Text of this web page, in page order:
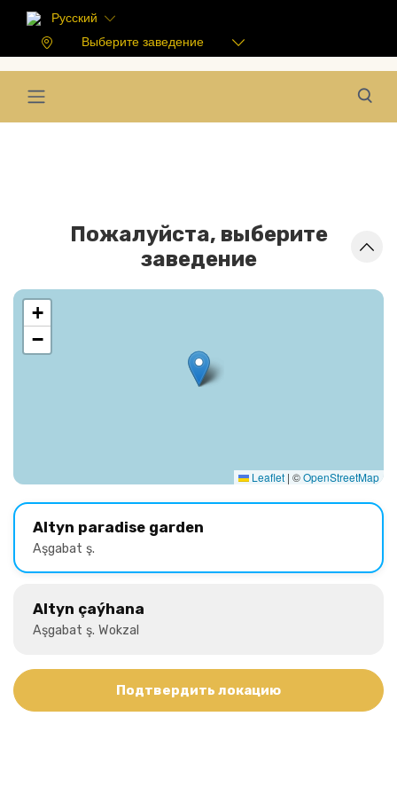
Русский
Выберите заведение
Пожалуйста, выберите
заведение
+
−
Leaflet | ©OpenStreetMap
Altyn paradise garden
Aşgabat ş.
Altyn çaýhana
Aşgabat ş. Wokzal
Подтвердить локацию